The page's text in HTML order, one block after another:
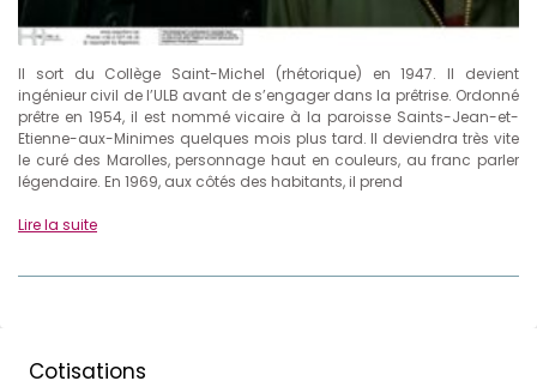
Il sort du Collège Saint-Michel (rhétorique) en 1947. Il devient
ingénieur civil de l’ULB avant de s’engager dans la prêtrise. Ordonné
prêtre en 1954, il est nommé vicaire à la paroisse Saints-Jean-et-
Etienne-aux-Minimes quelques mois plus tard. Il deviendra très vite
le curé des Marolles, personnage haut en couleurs, au franc parler
légendaire. En 1969, aux côtés des habitants, il prend
Lire la suite
Cotisations